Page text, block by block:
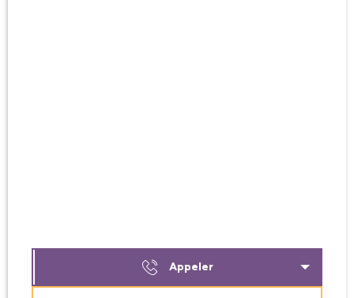
Appeler